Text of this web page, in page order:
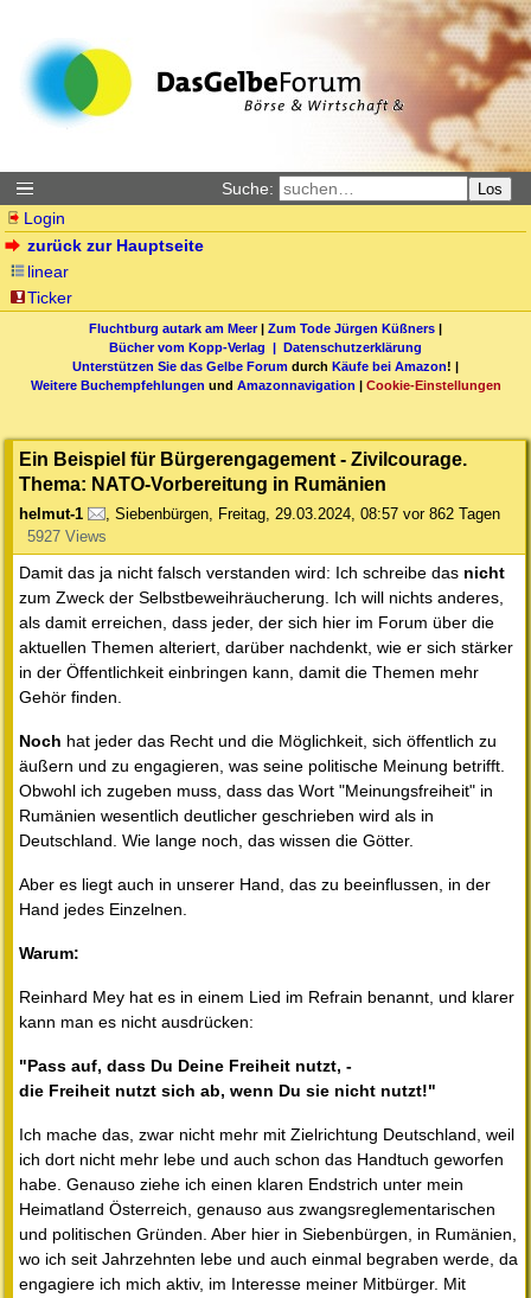
Suche: Los
Login
zurück zur Hauptseite
linear
Ticker
Fluchtburg autark am Meer| Zum Tode Jürgen Küßners |
Bücher vom Kopp-Verlag | Datenschutzerklärung
Unterstützen Sie das Gelbe Forum durch Käufe bei Amazon! |
Weitere Buchempfehlungen und Amazonnavigation | Cookie-Einstellungen
Ein Beispiel für Bürgerengagement - Zivilcourage.
Thema: NATO-Vorbereitung in Rumänien
helmut-1 , Siebenbürgen, Freitag, 29.03.2024, 08:57 vor 862 Tagen
5927 Views
Damit das ja nicht falsch verstanden wird: Ich schreibe das nicht
zum Zweck der Selbstbeweihräucherung. Ich will nichts anderes,
als damit erreichen, dass jeder, der sich hier im Forum über die
aktuellen Themen alteriert, darüber nachdenkt, wie er sich stärker
in der Öffentlichkeit einbringen kann, damit die Themen mehr
Gehör finden.
Noch hat jeder das Recht und die Möglichkeit, sich öffentlich zu
äußern und zu engagieren, was seine politische Meinung betrifft.
Obwohl ich zugeben muss, dass das Wort "Meinungsfreiheit" in
Rumänien wesentlich deutlicher geschrieben wird als in
Deutschland. Wie lange noch, das wissen die Götter.
Aber es liegt auch in unserer Hand, das zu beeinflussen, in der
Hand jedes Einzelnen.
Warum:
Reinhard Mey hat es in einem Lied im Refrain benannt, und klarer
kann man es nicht ausdrücken:
"Pass auf, dass Du Deine Freiheit nutzt, -
die Freiheit nutzt sich ab, wenn Du sie nicht nutzt!"
Ich mache das, zwar nicht mehr mit Zielrichtung Deutschland, weil
ich dort nicht mehr lebe und auch schon das Handtuch geworfen
habe. Genauso ziehe ich einen klaren Endstrich unter mein
Heimatland Österreich, genauso aus zwangsreglementarischen
und politischen Gründen. Aber hier in Siebenbürgen, in Rumänien,
wo ich seit Jahrzehnten lebe und auch einmal begraben werde, da
engagiere ich mich aktiv, im Interesse meiner Mitbürger. Mit